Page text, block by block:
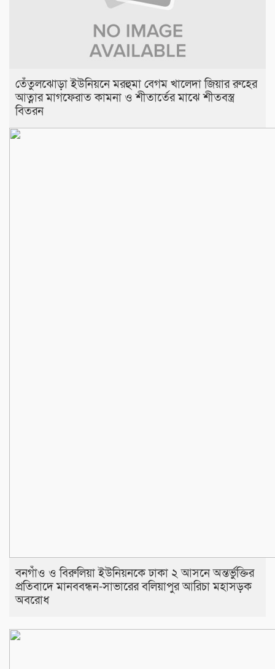
তেঁতুলঝোড়া ইউনিয়নে মরহুমা বেগম খালেদা জিয়ার রুহের
আত্নার মাগফেরাত কামনা ও শীতার্তের মাঝে শীতবস্ত্র
বিতরন
বনগাঁও ও বিরুলিয়া ইউনিয়নকে ঢাকা ২ আসনে অন্তর্ভুক্তির
প্রতিবাদে মানববন্ধন-সাভারের বলিয়াপুর আরিচা মহাসড়ক
অবরোধ